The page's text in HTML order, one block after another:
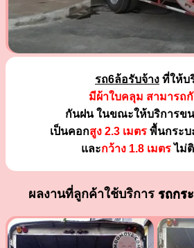
รถ6ล้อรับจ้าง ที่ให้บ
มีผ้าใบคลุม สามารถ
กันฝน ในขณะให้บริการข
เป็นคอกสูง 2.3 เมตรพื้นกระบ
และกว้าง 1.8 เมตรไม่
ผลงานที่ลูกค้าใช้บริการ รถกร